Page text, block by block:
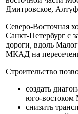
Дмитровское,
Северо-Восточная
Санкт-Петербург с
дороги, вдоль
МКАД на
Строительство
создать
юго-востоком
снизить